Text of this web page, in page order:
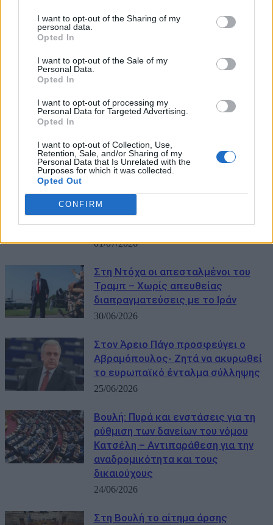
I want to opt-out of the Sharing of my
personal data.
Opted In
I want to opt-out of the Sale of my
Personal Data.
Opted In
I want to opt-out of processing my
Personal Data for Targeted Advertising.
Opted In
I want to opt-out of Collection, Use,
Retention, Sale, and/or Sharing of my
Personal Data that Is Unrelated with the
Purposes for which it was collected.
Opted Out
CONFIRM
ΜΠΟΡΕΙ ΝΑ ΣΑΣ ΕΝΔΙΑΦΕΡΕΙ
Έντονη σύγκρουση Γεωργιάδη –
καταγγελίες περί προβοκάτσιας
02/07/2026
νομοσχέδιο για ίση αμοιβή και
ένταξη υγειονομικών στα βαρέα και
ανθυγιεινά
01/07/2026
Στη Ντόχα οι απεσταλμένοι του
Τραμπ – Χωρίς απευθείας
διαπραγματεύσεις με το Ιράν
30/06/2026
Στον Άρειο Πάγο προσφεύγει ο
Αβραμόπουλος- Ζητά να ακυρωθεί
το ευρωπαϊκό ένταλμα σύλληψης
25/06/2026
Βουλή: Πυρά και ενστάσεις για τη
ρύθμιση των δανείων του νόμου
Κατσέλη – Αντιπαράθεση για την
αναδρομικότητα και τους
δικαιούχους
24/06/2026
Στη Βουλή το αίτημα άρσης